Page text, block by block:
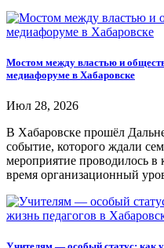
Мостом между властью и
медиафоруме в Хабаровске
Июл 28, 2026
В Хабаровске прошёл
событие, которого ждали
мероприятие проводилось в
время организационный